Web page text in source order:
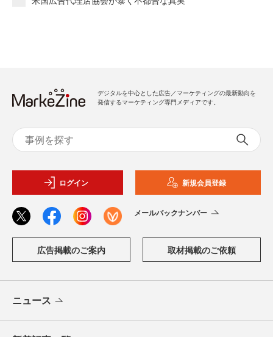
デジタルを中心とした広告／マーケティングの最新動向を
発信するマーケティング専門メディアです。
ログイン 新規会員登録
メールバックナンバー
広告掲載のご案内 取材掲載のご依頼
ニュース